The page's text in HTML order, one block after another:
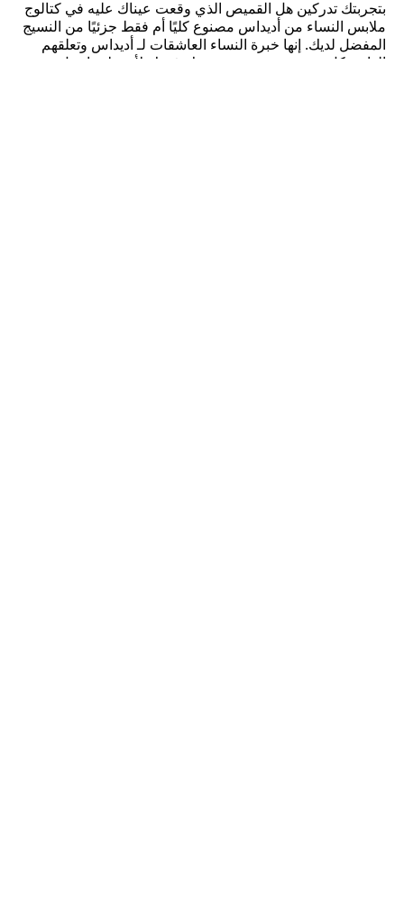
بتجربتك تدركين هل القميص الذي وقعت عيناك عليه في كتالوج
ملابس النساء من أديداس مصنوع كليًا أم فقط جزئيًا من النسيج
المفضل لديك. إنها خبرة النساء العاشقات لـ أديداس وتعلقهم